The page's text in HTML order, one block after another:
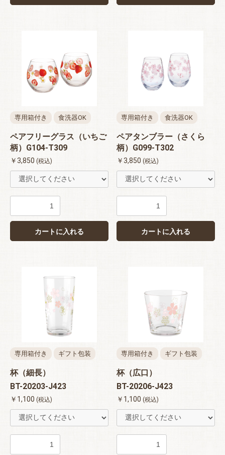
専用箱付き 食洗器OK
ペアフリーグラス（いちご
柄）G104-T309
￥3,850 (税込)
カートに入れる
専用箱付き 食洗器OK
ペアタンブラー（さくら
柄）G099-T302
￥3,850 (税込)
カートに入れる
専用箱付き ギフト包装
杯（細長）
BT-20203-J423
￥1,100 (税込)
専用箱付き ギフト包装
杯（広口）
BT-20206-J423
￥1,100 (税込)
お買い物を続ける カートへ進む